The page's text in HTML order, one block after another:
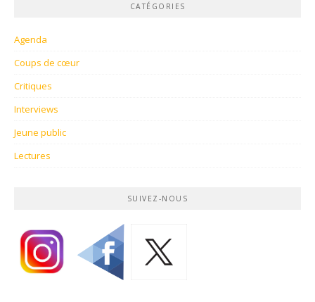
CATÉGORIES
Agenda
Coups de cœur
Critiques
Interviews
Jeune public
Lectures
SUIVEZ-NOUS